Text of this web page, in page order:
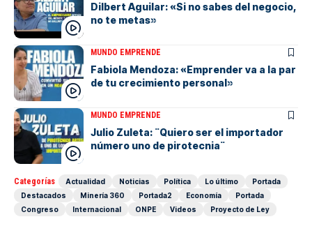
Dilbert Aguilar: «Si no sabes del negocio,
no te metas»
MUNDO EMPRENDE
Fabiola Mendoza: «Emprender va a la par
de tu crecimiento personal»
MUNDO EMPRENDE
Julio Zuleta: ¨Quiero ser el importador
número uno de pirotecnia¨
Categorías Actualidad Noticias Política Lo último
Portada
Destacados
Minería 360 Portada2 Economía
Portada
Congreso
Internacional ONPE Videos Proyecto de Ley